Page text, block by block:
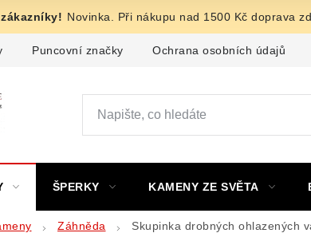
Novinka. Při nákupu nad 1500 Kč doprava
Puncovní značky Ochrana osobních údajů
ŠPERKY KAMENY ZE SVĚTA
Záhněda Skupinka drobných ohlazených